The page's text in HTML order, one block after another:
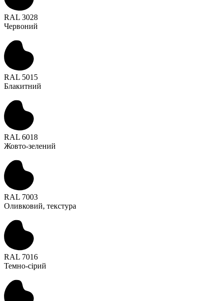
RAL 3028
Червоний
RAL 5015
Блакитний
RAL 6018
Жовто-зелений
RAL 7003
Оливковий, текстура
RAL 7016
Темно-сірий